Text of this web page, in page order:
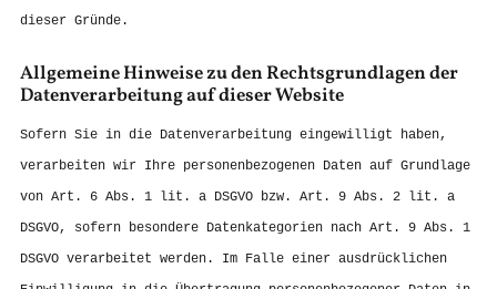
dieser Gründe.
Allgemeine Hinweise zu den Rechtsgrundlagen der
Datenverarbeitung auf dieser Website
Sofern Sie in die Datenverarbeitung eingewilligt haben,
verarbeiten wir Ihre personenbezogenen Daten auf Grundlage
von Art. 6 Abs. 1 lit. a DSGVO bzw. Art. 9 Abs. 2 lit. a
DSGVO, sofern besondere Datenkategorien nach Art. 9 Abs. 1
DSGVO verarbeitet werden. Im Falle einer ausdrücklichen